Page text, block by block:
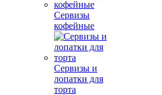
Сервизы
кофейные
Сервизы и
лопатки для
торта